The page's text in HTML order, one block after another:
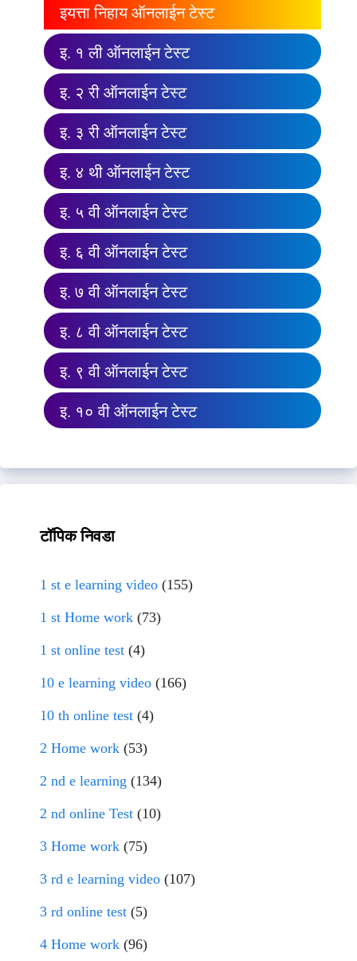
इयत्ता निहाय ऑनलाईन टेस्ट
इ. १ ली ऑनलाईन टेस्ट
इ. २ री ऑनलाईन टेस्ट
इ. ३ री ऑनलाईन टेस्ट
इ. ४ थी ऑनलाईन टेस्ट
इ. ५ वी ऑनलाईन टेस्ट
इ. ६ वी ऑनलाईन टेस्ट
इ. ७ वी ऑनलाईन टेस्ट
इ. ८ वी ऑनलाईन टेस्ट
इ. ९ वी ऑनलाईन टेस्ट
इ. १० वी ऑनलाईन टेस्ट
टॉपिक निवडा
1 st e learning video (155)
1 st Home work (73)
1 st online test (4)
10 e learning video (166)
10 th online test (4)
2 Home work (53)
2 nd e learning (134)
2 nd online Test (10)
3 Home work (75)
3 rd e learning video (107)
3 rd online test (5)
4 Home work (96)